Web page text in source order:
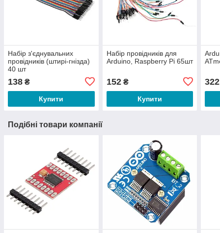
Набір з'єднувальних
провідників (штирі-гнізда)
40 шт
138 ₴
Купити
Набір провідників для
Arduino, Raspberry Pi 65шт
152₴
Купити
322
Подібні товари компанії